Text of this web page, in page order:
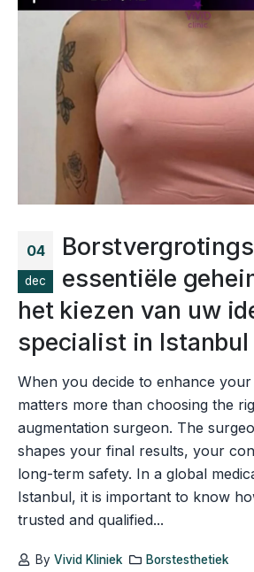
04
dec
essentiële
het kiezen van uw
specialist in Istanbul
When you decide to enhance
matters more than choosing the
augmentation surgeon. The
shapes your final results, your
long-term safety. In a global
Istanbul, it is important to know
trusted and qualified...
By Vivid Kliniek
Borstesthetiek